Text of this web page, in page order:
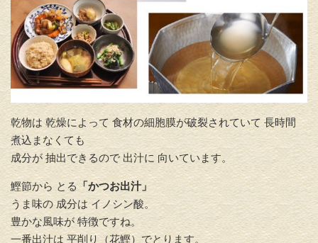
乾物は 乾燥によって 食材の細胞膜が破裂されていて 長時間
煮込まなくても
成分が 抽出できるので 出汁に 向いています。
鰹節から とる 「かつお出汁」
うま味の 成分は イノシン酸。
豊かな風味が 特徴ですね。
一番出汁は 平削り（花鰹）でとります。